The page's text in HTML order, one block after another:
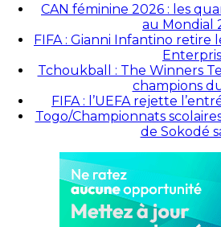
CAN féminine 2026 : les
au Mondial
FIFA : Gianni Infantino retire
Tchoukball : The Winners
champions
FIFA : l’UEFA rejette
Togo/Championnats
de Sokodé